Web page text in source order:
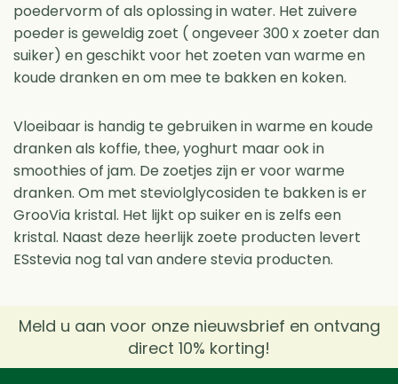
poedervorm of als oplossing in water. Het zuivere
poeder is geweldig zoet ( ongeveer 300 x zoeter dan
suiker) en geschikt voor het zoeten van warme en
koude dranken en om mee te bakken en koken.
Vloeibaar is handig te gebruiken in warme en koude
dranken als koffie, thee, yoghurt maar ook in
smoothies of jam. De zoetjes zijn er voor warme
dranken. Om met steviolglycosiden te bakken is er
GrooVia kristal. Het lijkt op suiker en is zelfs een
kristal. Naast deze heerlijk zoete producten levert
ESstevia nog tal van andere stevia producten.
Meld u aan voor onze nieuwsbrief en ontvang
direct 10% korting!